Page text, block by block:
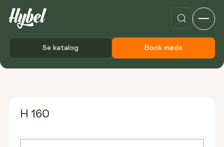
Se katalog Book møde
H 160